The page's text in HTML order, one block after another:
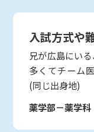
入試方式や
兄が広島にい
多くてチーム
(同じ出身地)
薬学部－薬学科